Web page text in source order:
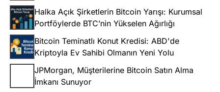
Halka Açık Şirketlerin Bitcoin Yarışı: Kurumsal
Portföylerde BTC’nin Yükselen Ağırlığı
Bitcoin Teminatlı Konut Kredisi: ABD'de
Kriptoyla Ev Sahibi Olmanın Yeni Yolu
JPMorgan, Müşterilerine Bitcoin Satın Alma
İmkanı Sunuyor